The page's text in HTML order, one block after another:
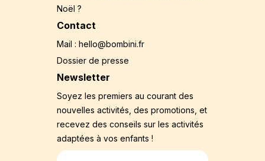
Noël ?
Contact
Mail : hello@bombini.fr
Dossier de presse
Newsletter
Soyez les premiers au courant des
nouvelles activités, des promotions, et
recevez des conseils sur les activités
adaptées à vos enfants !